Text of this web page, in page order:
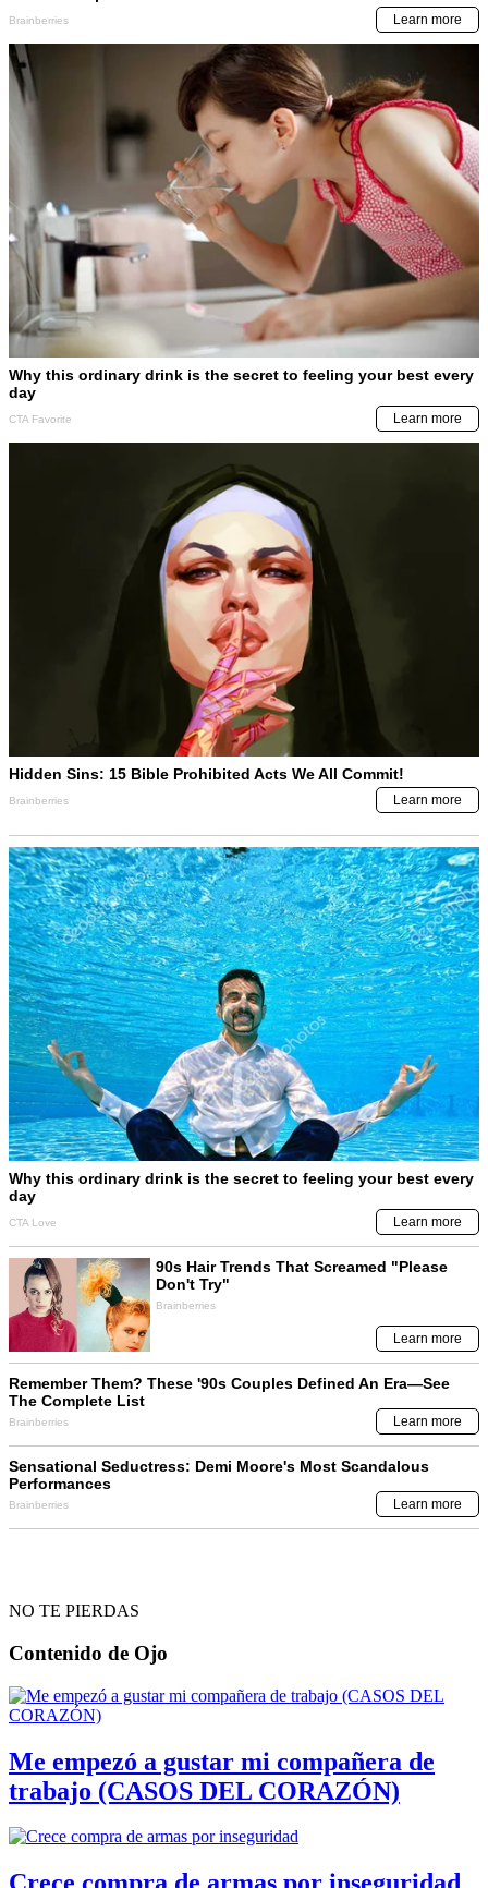
NO TE PIERDAS
Contenido de Ojo
Me empezó a gustar mi compañera de
trabajo (CASOS DEL CORAZÓN)